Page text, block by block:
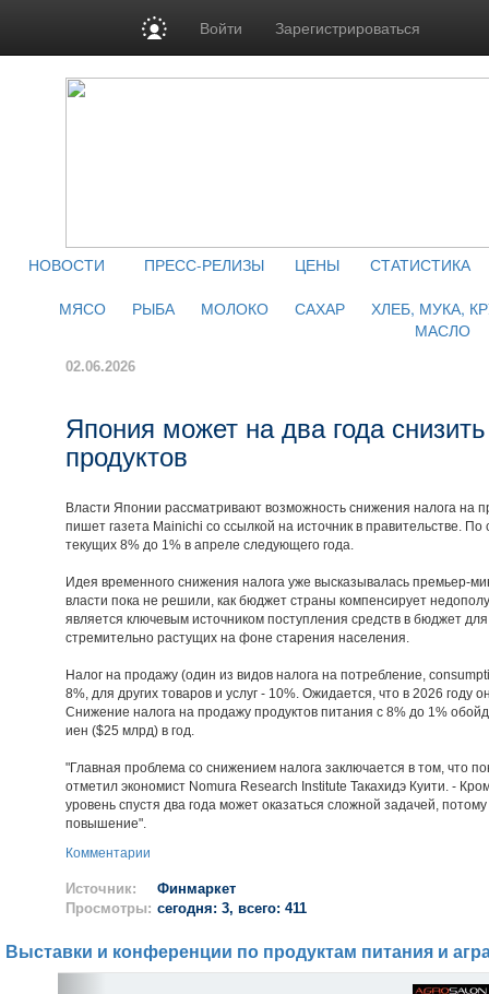
Войти Зарегистрироваться
НОВОСТИ ПРЕСС-РЕЛИЗЫ ЦЕНЫ
СТАТИСТИКА
МЯСО
РЫБА МОЛОКО САХАР
ХЛЕБ, МУКА,
МАСЛО
02.06.2026
Япония может на два года
продуктов
Власти Японии рассматривают возможность снижения налога на
пишет газета Mainichi со ссылкой на источник в правительстве.
текущих 8% до 1% в апреле следующего года.
Идея временного снижения налога уже высказывалась премьер-
власти пока не решили, как бюджет страны компенсирует
является ключевым источником поступления средств в бюджет
стремительно растущих на фоне старения населения.
Налог на продажу (один из видов налога на потребление,
8%, для других товаров и услуг - 10%. Ожидается, что в 2026 году
Снижение налога на продажу продуктов питания с 8% до 1%
иен ($25 млрд) в год.
"Главная проблема со снижением налога заключается в том, что
отметил экономист Nomura Research Institute Такахидэ Куити. -
уровень спустя два года может оказаться сложной задачей,
повышение".
Комментарии
Источник:
Финмаркет
Просмотры: сегодня: 3, всего: 411
Выставки и конференции по продуктам питания и